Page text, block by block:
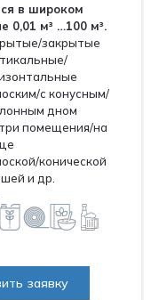
в широком
0,01 м³ …100 м³.
закрытые
с конусным/
дном
помещения/на
конической
и др.
заявку
сполитикой